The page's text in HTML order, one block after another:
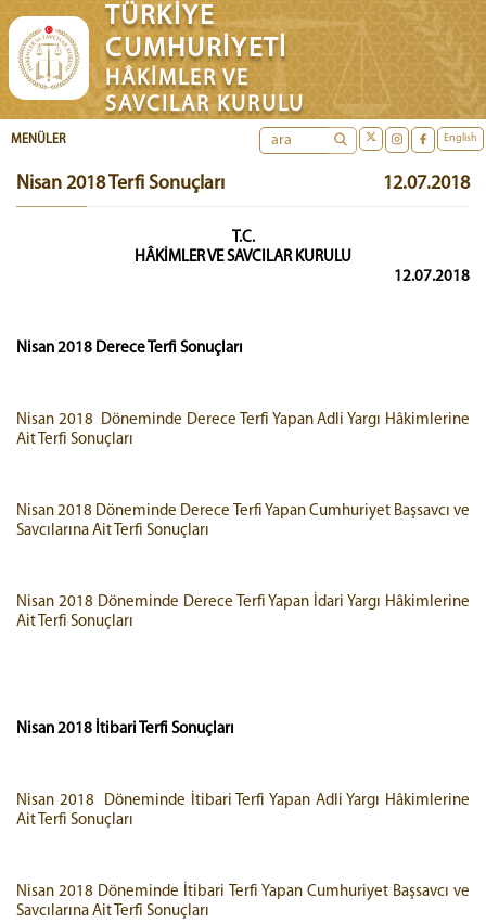
TÜRKİYE
CUMHURİYETİ
HÂKİMLER VE
SAVCILAR KURULU
English
MENÜLER
Nisan 2018 Terfi Sonuçları 12.07.2018
T.C.
HÂKİMLER VE SAVCILAR KURULU
12.07.2018
Nisan 2018 Derece Terfi Sonuçları
Nisan 2018 Döneminde Derece Terfi Yapan Adli Yargı Hâkimlerine
Ait Terfi Sonuçları
Nisan 2018 Döneminde Derece Terfi Yapan Cumhuriyet Başsavcı ve
Savcılarına Ait Terfi Sonuçları
Nisan 2018 Döneminde Derece Terfi Yapan İdari Yargı Hâkimlerine
Ait Terfi Sonuçları
Nisan 2018 İtibari Terfi Sonuçları
Nisan 2018 Döneminde İtibari Terfi Yapan Adli Yargı Hâkimlerine
Ait Terfi Sonuçları
Nisan 2018 Döneminde İtibari Terfi Yapan Cumhuriyet Başsavcı ve
Savcılarına Ait Terfi Sonuçları